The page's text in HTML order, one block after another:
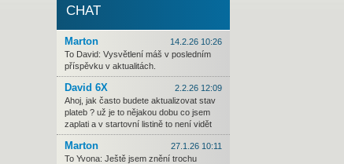
CHAT
Marton
14.2.26 10:26
To David: Vysvětlení máš v posledním
příspěvku v aktualitách.
David 6X
2.2.26 12:09
Ahoj, jak často budete aktualizovat stav
plateb ? už je to nějakou dobu co jsem
zaplati a v startovní listině to není vidět
Marton
27.1.26 10:11
To Yvona: Ještě jsem znění trochu